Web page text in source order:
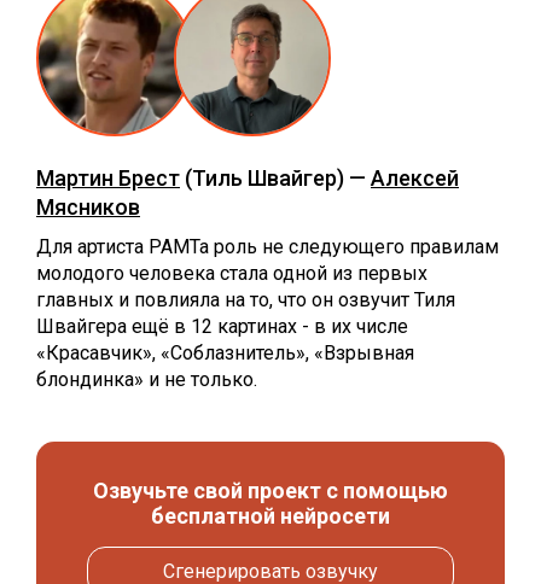
Мартин Брест (Тиль Швайгер) — Алексей
Мясников
Для артиста РАМТа роль не следующего правилам
молодого человека стала одной из первых
главных и повлияла на то, что он озвучит Тиля
Швайгера ещё в 12 картинах - в их числе
«Красавчик», «Соблазнитель», «Взрывная
блондинка» и не только.
Озвучьте свой проект с помощью
бесплатной нейросети
Сгенерировать озвучку